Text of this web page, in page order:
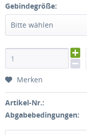
Gebindegröße:
Bitte wählen
Merken
Artikel-Nr.:
Abgabebedingungen: